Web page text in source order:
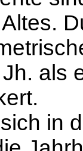
als
in